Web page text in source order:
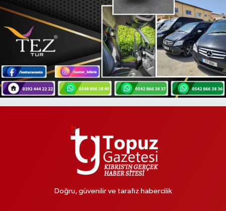
Doğru, güvenilir ve tarafız habercilik